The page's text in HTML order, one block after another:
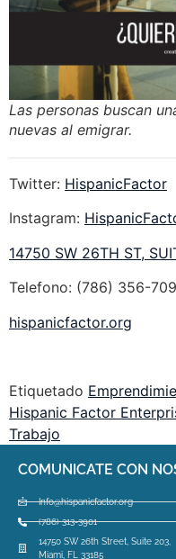
Las personas buscan
nuevas al emigrar.
Twitter: HispanicFactor
Instagram:
14750 SW 26TH ST,
Telefono: (786) 356-
hispanicfactor.org
Etiquetado
Hispanic Factor
Trabajo
COMUNICATE CON
Info@hispanicfactor.org
(786) 313-3901
14750 SW 26th Street, Suite 203,
Miami, FL 33185